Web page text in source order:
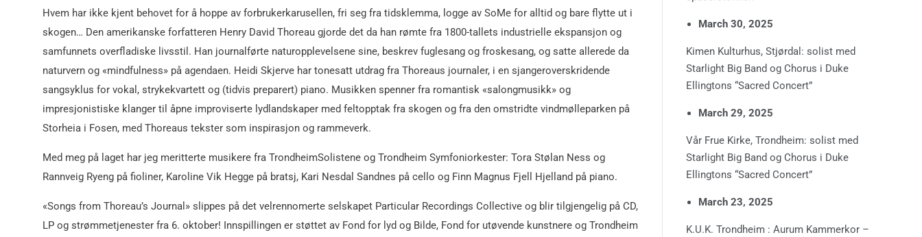
Hvem har ikke kjent behovet for å hoppe av forbrukerkarusellen, fri seg fra tidsklemma, logge av SoMe for alltid og bare flytte ut i
skogen… Den amerikanske forfatteren Henry David Thoreau gjorde det da han rømte fra 1800-tallets industrielle ekspansjon og
samfunnets overfladiske livsstil. Han journalførte naturopplevelsene sine, beskrev fuglesang og froskesang, og satte allerede da
naturvern og «mindfulness» på agendaen. Heidi Skjerve har tonesatt utdrag fra Thoreaus journaler, i en sjangeroverskridende
sangsyklus for vokal, strykekvartett og (tidvis preparert) piano. Musikken spenner fra romantisk «salongmusikk» og
impresjonistiske klanger til åpne improviserte lydlandskaper med feltopptak fra skogen og fra den omstridte vindmølleparken på
Storheia i Fosen, med Thoreaus tekster som inspirasjon og rammeverk.
Med meg på laget har jeg meritterte musikere fra TrondheimSolistene og Trondheim Symfoniorkester: Tora Stølan Ness og
Rannveig Ryeng på fioliner, Karoline Vik Hegge på bratsj, Kari Nesdal Sandnes på cello og Finn Magnus Fjell Hjelland på piano.
«Songs from Thoreau’s Journal» slippes på det velrennomerte selskapet Particular Recordings Collective og blir tilgjengelig på CD,
LP og strømmetjenester fra 6. oktober! Innspillingen er støttet av Fond for lyd og Bilde, Fond for utøvende kunstnere og Trondheim
March 30, 2025
Kimen Kulturhus, Stjørdal: solist med
Starlight Big Band og Chorus i Duke
Ellingtons “Sacred Concert”
March 29, 2025
Vår Frue Kirke, Trondheim: solist med
Starlight Big Band og Chorus i Duke
Ellingtons “Sacred Concert”
March 23, 2025
K.U.K. Trondheim : Aurum Kammerkor –